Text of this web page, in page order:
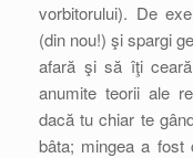
vorbitorului). De
(din nou!) şi spargi
afară şi să îţi
anumite teorii ale
dacă tu chiar te
bâta; mingea a fost